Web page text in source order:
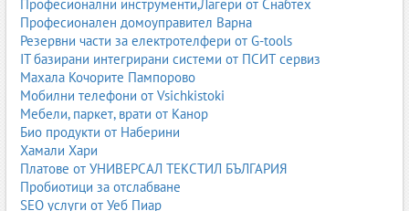
Професионални инструменти,Лагери от Снабтех
Професионален домоуправител Варна
Резервни части за електротелфери от G-tools
IT базирани интегрирани системи от ПСИТ сервиз
Махала Кочорите Пампорово
Мобилни телефони от Vsichkistoki
Мебели, паркет, врати от Канор
Био продукти от Наберини
Хамали Хари
Платове от УНИВЕРСАЛ ТЕКСТИЛ БЪЛГАРИЯ
Пробиотици за отслабване
SEO услуги от Уеб Пиар